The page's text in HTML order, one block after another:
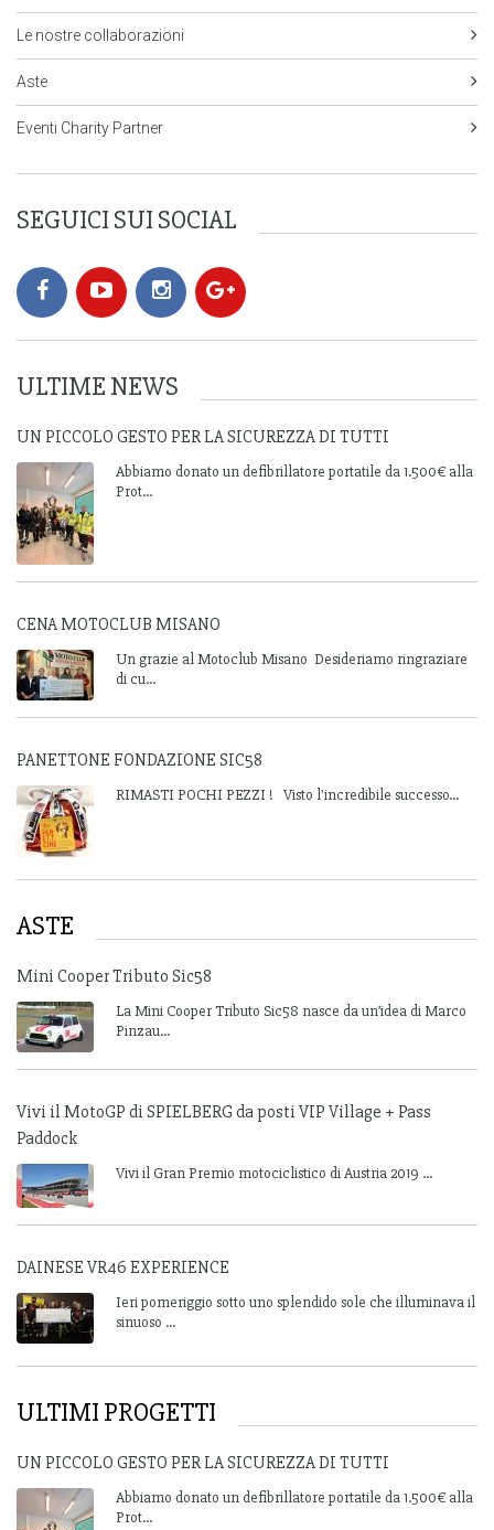
Le nostre collaborazioni
Aste
Eventi Charity Partner
SEGUICI SUI SOCIAL
ULTIME NEWS
UN PICCOLO GESTO PER LA SICUREZZA DI TUTTI
Abbiamo donato un defibrillatore portatile da 1.500€ alla
Prot...
CENA MOTOCLUB MISANO
Un grazie al Motoclub Misano Desideriamo ringraziare
di cu...
PANETTONE FONDAZIONE SIC58
RIMASTI POCHI PEZZI ! Visto l'incredibile successo...
ASTE
Mini Cooper Tributo Sic58
La Mini Cooper Tributo Sic58 nasce da un’idea di Marco
Pinzau...
Vivi il MotoGP di SPIELBERG da posti VIP Village + Pass
Paddock
Vivi il Gran Premio motociclistico di Austria 2019 ...
DAINESE VR46 EXPERIENCE
Ieri pomeriggio sotto uno splendido sole che illuminava il
sinuoso ...
ULTIMI PROGETTI
UN PICCOLO GESTO PER LA SICUREZZA DI TUTTI
Abbiamo donato un defibrillatore portatile da 1.500€ alla
Prot...